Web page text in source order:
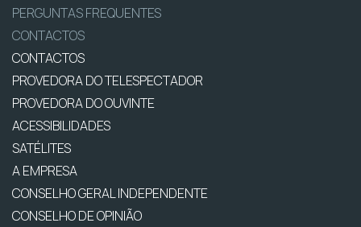
PERGUNTAS FREQUENTES
CONTACTOS
CONTACTOS
PROVEDORA DO TELESPECTADOR
PROVEDORA DO OUVINTE
ACESSIBILIDADES
SATÉLITES
A EMPRESA
CONSELHO GERAL INDEPENDENTE
CONSELHO DE OPINIÃO